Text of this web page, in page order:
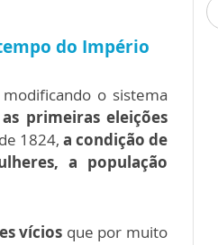
do Império
modificando o sistema
primeiras eleições
1824, a condição de
a população
vícios que por muito